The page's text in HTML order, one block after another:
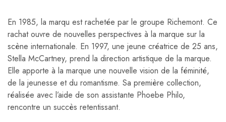
En 1985, la marqu est rachetée par le groupe Richemont. Ce
rachat ouvre de nouvelles perspectives à la marque sur la
scène internationale. En 1997, une jeune créatrice de 25 ans,
Stella McCartney, prend la direction artistique de la marque.
Elle apporte à la marque une nouvelle vision de la féminité,
de la jeunesse et du romantisme. Sa première collection,
réalisée avec l’aide de son assistante Phoebe Philo,
rencontre un succès retentissant.